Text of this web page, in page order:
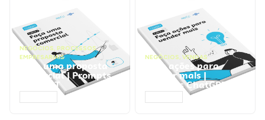
NEGÓCIOS, PROCESSOS
EMPRESARIAIS
Faça uma proposta
comercial | Prompts
ChatGPT
NEGÓCIOS, VENDAS
Faça ações para
vender mais |
Prompts ChatGPT